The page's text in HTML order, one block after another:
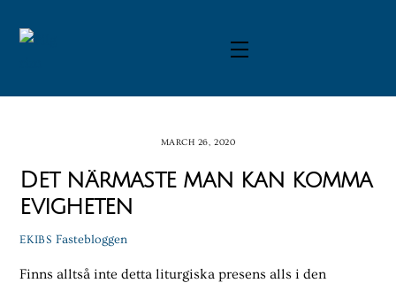
Menu
MARCH 26, 2020
Det närmaste man kan komma
evigheten
EKIBS Fastebloggen
Finns alltså inte detta liturgiska presens alls i den